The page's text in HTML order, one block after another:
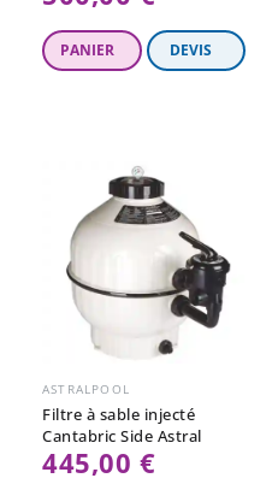
ASTRALPOOL
Filtre à sable injecté
Cantabric Side Astral
445,00 €